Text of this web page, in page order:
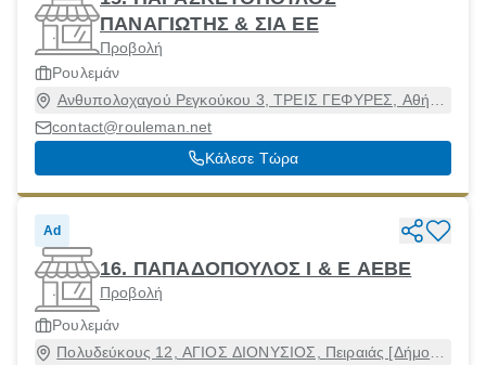
ΠΑΝΑΓΙΩΤΗΣ & ΣΙΑ ΕΕ
Προβολή
Ρουλεμάν
Ανθυπολοχαγού Ρεγκούκου 3, ΤΡΕΙΣ ΓΕΦΥΡΕΣ, Αθήνα
[Δήμος], Αττική, 11145
contact@rouleman.net
Κάλεσε Τώρα
Ad
16. ΠΑΠΑΔΟΠΟΥΛΟΣ Ι & Ε ΑΕΒΕ
Προβολή
Ρουλεμάν
Πολυδεύκους 12, ΑΓΙΟΣ ΔΙΟΝΥΣΙΟΣ, Πειραιάς [Δήμος],